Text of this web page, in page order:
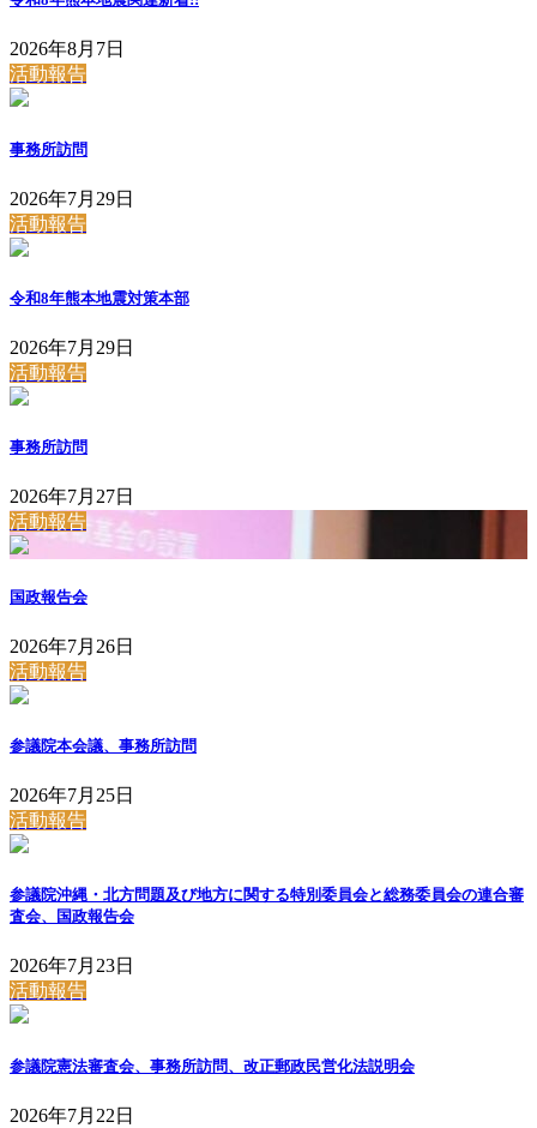
2026年8月7日
活動報告
事務所訪問
2026年7月29日
活動報告
令和8年熊本地震対策本部
2026年7月29日
活動報告
事務所訪問
2026年7月27日
活動報告
国政報告会
2026年7月26日
活動報告
参議院本会議、事務所訪問
2026年7月25日
活動報告
参議院沖縄・北方問題及び地方に関する特別委員会と総務委員会の連合審
査会、国政報告会
2026年7月23日
活動報告
参議院憲法審査会、事務所訪問、改正郵政民営化法説明会
2026年7月22日